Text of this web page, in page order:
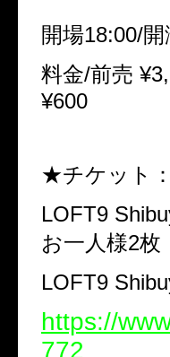
開場18:00/
料金/前売
¥600
★チケット
LOFT9
お一人様2枚
LOFT9
https://
772